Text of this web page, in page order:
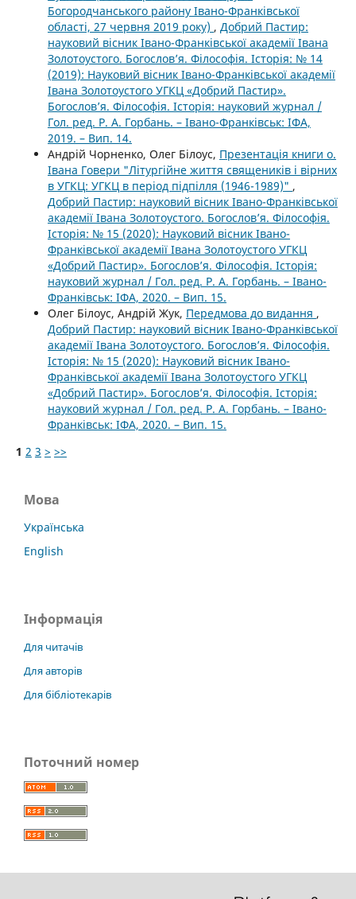
Богородчанського району Івано-Франківської
області, 27 червня 2019 року) , Добрий Пастир:
науковий вісник Івано-Франківської академії Івана
Золотоустого. Богослов’я. Філософія. Історія: № 14
(2019): Науковий вісник Івано-Франківської академії
Івана Золотоустого УГКЦ «Добрий Пастир».
Богослов’я. Філософія. Історія: науковий журнал /
Гол. ред. Р. А. Горбань. – Івано-Франківськ: ІФА,
2019. – Вип. 14.
Андрій Чорненко, Олег Білоус, Презентація книги о.
Івана Говери "Літургійне життя священиків і вірних
в УГКЦ: УГКЦ в період підпілля (1946-1989)" ,
Добрий Пастир: науковий вісник Івано-Франківської
академії Івана Золотоустого. Богослов’я. Філософія.
Історія: № 15 (2020): Науковий вісник Івано-
Франківської академії Івана Золотоустого УГКЦ
«Добрий Пастир». Богослов’я. Філософія. Історія:
науковий журнал / Гол. ред. Р. А. Горбань. – Івано-
Франківськ: ІФА, 2020. – Вип. 15.
Олег Білоус, Андрій Жук, Передмова до видання ,
Добрий Пастир: науковий вісник Івано-Франківської
академії Івана Золотоустого. Богослов’я. Філософія.
Історія: № 15 (2020): Науковий вісник Івано-
Франківської академії Івана Золотоустого УГКЦ
«Добрий Пастир». Богослов’я. Філософія. Історія:
науковий журнал / Гол. ред. Р. А. Горбань. – Івано-
Франківськ: ІФА, 2020. – Вип. 15.
1 2 3 > >>
Мова
Українська
English
Інформація
Для читачів
Для авторів
Для бібліотекарів
Поточний номер